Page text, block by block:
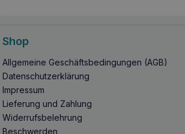
Shop
Allgemeine Geschäftsbedingungen (AGB)
Datenschutzerklärung
Impressum
Lieferung und Zahlung
Widerrufsbelehrung
Beschwerden